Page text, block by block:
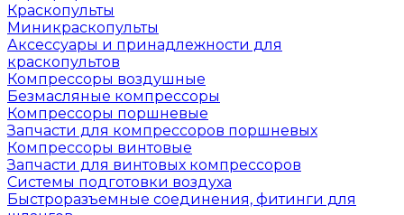
Краскопульты
Миникраскопульты
Аксессуары и принадлежности для
краскопультов
Компрессоры воздушные
Безмасляные компрессоры
Компрессоры поршневые
Запчасти для компрессоров поршневых
Компрессоры винтовые
Запчасти для винтовых компрессоров
Системы подготовки воздуха
Быстроразъемные соединения, фитинги для